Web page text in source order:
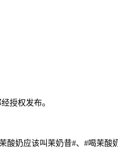
授权发布。
奶应该叫茉奶昔#、#喝茉酸